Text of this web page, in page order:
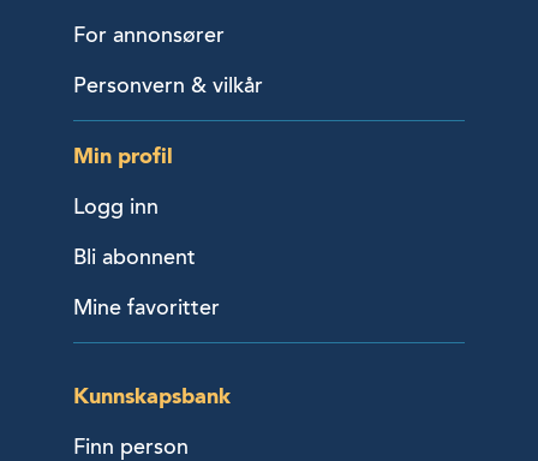
For annonsører
Personvern & vilkår
Min profil
Logg inn
Bli abonnent
Mine favoritter
Kunnskapsbank
Finn person